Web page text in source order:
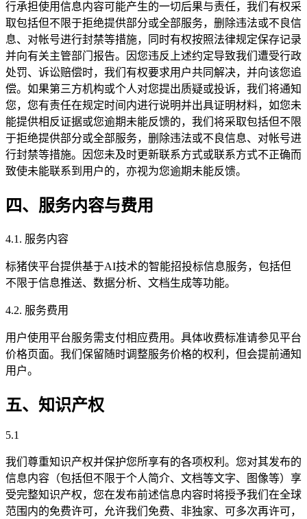
行承担使用信息内容可能产生的一切后果与责任，我们有权采
取包括但不限于拒绝提供部分或全部服务，删除违法或不良信
息、对帐号进行封禁等措施，同时有权按照法律规定保存记录
并向有关主管部门报告。因您违反上述约定导致我们遭受行政
处罚、诉讼赔偿时，我们有权要求用户共同解决，并向该您追
偿。如果第三方机构或个人对您提出质疑或投诉，我们将通知
您，您有责任在规定时间内进行说明并出具证明材料，如您未
能提供相反证据或您逾期未能反馈的，我们将采取包括但不限
于拒绝提供部分或全部服务，删除违法或不良信息、对帐号进
行封禁等措施。因您未及时更新联系方式或联系方式不正确而
致使未能联系到用户的，亦视为您逾期未能反馈。
四、服务内容与费用
4.1. 服务内容
标猪侠平台提供基于AI技术的智能招投标信息服务，包括但
不限于信息推送、数据分析、文档生成等功能。
4.2. 服务费用
用户使用平台服务需支付相应费用。具体收费标准请参见平台
价格页面。我们保留随时调整服务价格的权利，但会提前通知
用户。
五、知识产权
5.1
我们尊重知识产权并保护您所享有的各项权利。您对其发布的
信息内容（包括但不限于个人简介、文档等文字、图像等）享
受完整知识产权，您在发布前述信息内容时将授予我们在全球
范围内的免费许可，允许我们免费、非独家、可多次再许可，